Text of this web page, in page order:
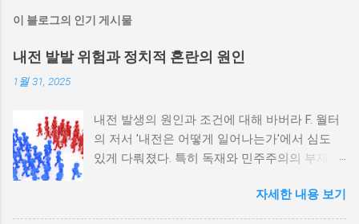
이 블로그의 인기 게시물
내전 발발 위험과 정치적 혼란의 원인
1월 31, 2025
내전 발생의 원인과 조건에 대해 바버라 F. 월터
의 저서 '내전은 어떻게 일어나는가'에서 심도
있게 다뤄졌다. 특히 독재와 민주주의의 부재가
정치적 파벌화와 경제·군사 체제의 불안정성이
내전의 촉매제가 된다는 사실은 우리에게 중요
자세한 내용 보기